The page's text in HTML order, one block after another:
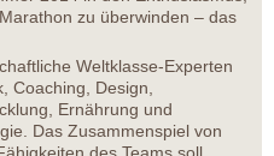
zu überwinden – das
Weltklasse-Experten
Coaching, Design,
Ernährung und
Das Zusammenspiel von
des Teams soll